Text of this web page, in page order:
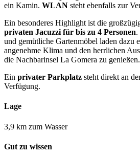
ein Kamin. WLAN steht ebenfalls zur
Ein besonderes Highlight ist die
privaten Jacuzzi für bis zu 4 Personen.
und gemütliche Gartenmöbel laden dazu
angenehme Klima und den herrlichen
die Nachbarinsel La Gomera zu genießen.
Ein privater Parkplatz steht direkt an
Verfügung.
Lage
3,9 km zum Wasser
Gut zu wissen